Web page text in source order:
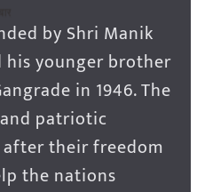
by Shri Manik
his younger brother
in 1946. The
patriotic
their freedom
the nations